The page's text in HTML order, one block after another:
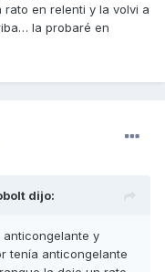
en relenti y la volvi a
la probaré en
dijo:
anticongelante y
tenía anticongelante